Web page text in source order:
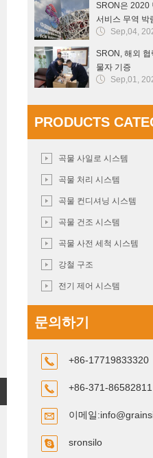
SRON은 2020
서비스 무역 박
했습니다.
Sep,04,
SRON, 해외 협
물자 기증
Sep,01,
PRODUCTS
곡물 사일로 시스템
곡물 처리 시스템
곡물 컨디셔닝 시스템
곡물 건조 시스템
곡물 사전 세척 시스템
강철 구조
전기 제어 시스템
문의하기
+86-17719833320
+86-371-86582811
이메일:
sronsilo